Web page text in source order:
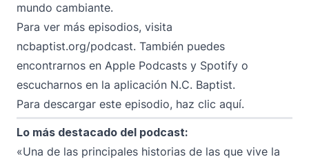
mundo cambiante.
Para ver más episodios, visita
ncbaptist.org/podcast. También puedes
encontrarnos en Apple Podcasts y Spotify o
escucharnos en la aplicación N.C. Baptist.
Para descargar este episodio, haz clic aquí.
Lo más destacado del podcast:
«Una de las principales historias de las que vive la